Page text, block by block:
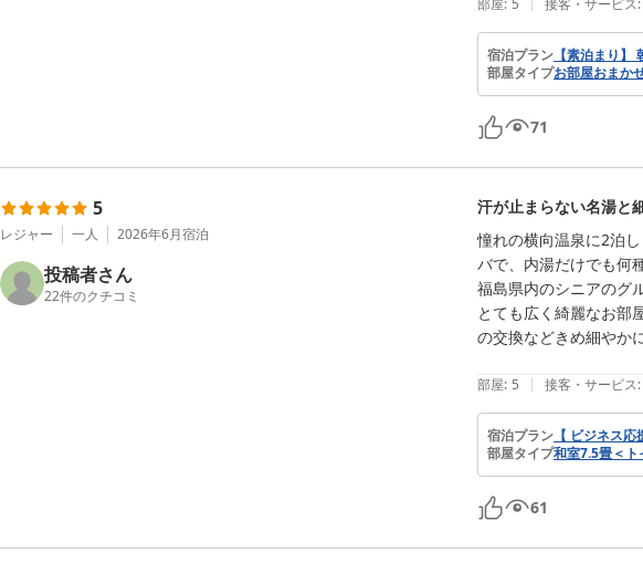
部屋: 5 接客・サービス:
宿泊プラン 【素泊まり
部屋タイプお部屋おまか
71
5
レジャー 一人 2026年6月宿泊
投稿者さん
22件のクチコミ
汗が止まらない名湯と
憧れの横向温泉に2泊
バで、内湯だけでも何
福島県内のシニアのグ
とても広く綺麗なお部
の交換などきめ細やか
部屋: 5 | 接客・サービス:
宿泊プラン 【 ビジネス
部屋タイプ和室7.5畳＜ト
61